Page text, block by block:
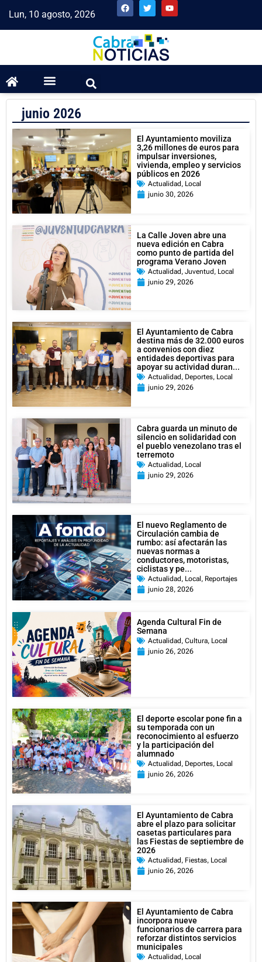
Lun, 10 agosto, 2026
junio 2026
El Ayuntamiento moviliza
3,26 millones de euros para
impulsar inversiones,
vivienda, empleo y servicios
públicos en 2026
Actualidad , Local
junio 30, 2026
La Calle Joven abre una
nueva edición en Cabra
como punto de partida del
programa Verano Joven
Actualidad , Juventud , Local
junio 29, 2026
El Ayuntamiento de Cabra
destina más de 32.000 euros
a convenios con diez
entidades deportivas para
apoyar su actividad duran...
Actualidad , Deportes, Local
junio 29, 2026
Cabra guarda un minuto de
silencio en solidaridad con
el pueblo venezolano tras el
terremoto
Actualidad , Local
junio 29, 2026
El nuevo Reglamento de
Circulación cambia de
rumbo: así afectarán las
nuevas normas a
conductores, motoristas,
ciclistas y pe...
Actualidad , Local , Reportajes
junio 28, 2026
Agenda Cultural Fin de
Semana
Actualidad , Cultura, Local
junio 26, 2026
El deporte escolar pone fin a
su temporada con un
reconocimiento al esfuerzo
y la participación del
alumnado
Actualidad , Deportes, Local
junio 26, 2026
El Ayuntamiento de Cabra
abre el plazo para solicitar
casetas particulares para
las Fiestas de septiembre de
2026
Actualidad , Fiestas, Local
junio 26, 2026
El Ayuntamiento de Cabra
incorpora nueve
funcionarios de carrera para
reforzar distintos servicios
municipales
Actualidad , Local